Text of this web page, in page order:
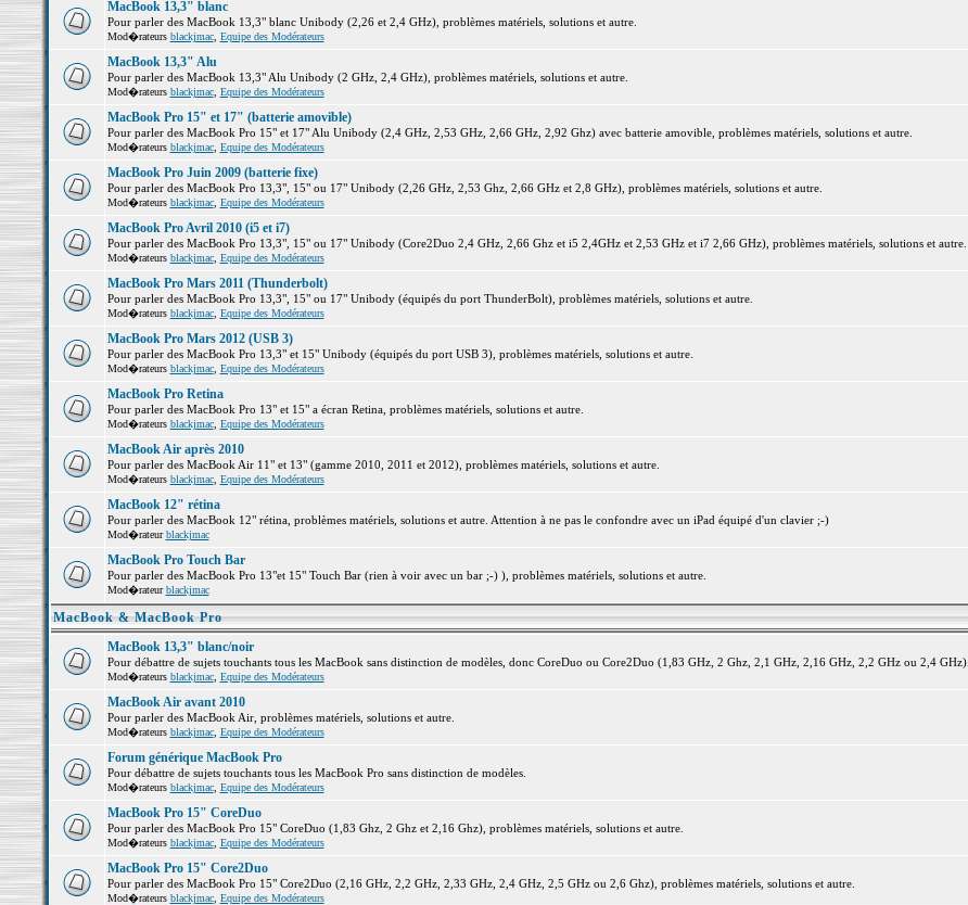
MacBook 13,3" blanc
Pour parler des MacBook 13,3" blanc Unibody (2,26 et 2,4 GHz), problèmes matériels, solutions et autre.
Mod�rateurs blackjmac, Equipe des Modérateurs
MacBook 13,3" Alu
Pour parler des MacBook 13,3" Alu Unibody (2 GHz, 2,4 GHz), problèmes matériels, solutions et autre.
Mod�rateurs blackjmac, Equipe des Modérateurs
MacBook Pro 15" et 17" (batterie amovible)
Pour parler des MacBook Pro 15" et 17" Alu Unibody (2,4 GHz, 2,53 GHz, 2,66 GHz, 2,92 Ghz) avec batterie amovible, problèmes matériels, solutions et autre.
Mod�rateurs blackjmac, Equipe des Modérateurs
MacBook Pro Juin 2009 (batterie fixe)
Pour parler des MacBook Pro 13,3", 15" ou 17" Unibody (2,26 GHz, 2,53 Ghz, 2,66 GHz et 2,8 GHz), problèmes matériels, solutions et autre.
Mod�rateurs blackjmac, Equipe des Modérateurs
MacBook Pro Avril 2010 (i5 et i7)
Pour parler des MacBook Pro 13,3", 15" ou 17" Unibody (Core2Duo 2,4 GHz, 2,66 Ghz et i5 2,4GHz et 2,53 GHz et i7 2,66 GHz), problèmes matériels, solutions et autre.
Mod�rateurs blackjmac, Equipe des Modérateurs
MacBook Pro Mars 2011 (Thunderbolt)
Pour parler des MacBook Pro 13,3", 15" ou 17" Unibody (équipés du port ThunderBolt), problèmes matériels, solutions et autre.
Mod�rateurs blackjmac, Equipe des Modérateurs
MacBook Pro Mars 2012 (USB 3)
Pour parler des MacBook Pro 13,3" et 15" Unibody (équipés du port USB 3), problèmes matériels, solutions et autre.
Mod�rateurs blackjmac, Equipe des Modérateurs
MacBook Pro Retina
Pour parler des MacBook Pro 13" et 15" a écran Retina, problèmes matériels, solutions et autre.
Mod�rateurs blackjmac, Equipe des Modérateurs
MacBook Air après 2010
Pour parler des MacBook Air 11" et 13" (gamme 2010, 2011 et 2012), problèmes matériels, solutions et autre.
Mod�rateurs blackjmac, Equipe des Modérateurs
MacBook 12" rétina
Pour parler des MacBook 12" rétina, problèmes matériels, solutions et autre. Attention à ne pas le confondre avec un iPad équipé d'un clavier ;-)
Mod�rateurblackjmac
MacBook Pro Touch Bar
Pour parler des MacBook Pro 13"et 15" Touch Bar (rien à voir avec un bar ;-) ), problèmes matériels, solutions et autre.
Mod�rateurblackjmac
MacBook & MacBook Pro
MacBook 13,3" blanc/noir
Pour débattre de sujets touchants tous les MacBook sans distinction de modèles, donc CoreDuo ou Core2Duo (1,83 GHz, 2 Ghz, 2,1 GHz, 2,16 GHz, 2,2 GHz ou 2,4 GHz).
Mod�rateurs blackjmac, Equipe des Modérateurs
MacBook Air avant 2010
Pour parler des MacBook Air, problèmes matériels, solutions et autre.
Mod�rateurs blackjmac, Equipe des Modérateurs
Forum générique MacBook Pro
Pour débattre de sujets touchants tous les MacBook Pro sans distinction de modèles.
Mod�rateurs blackjmac, Equipe des Modérateurs
MacBook Pro 15" CoreDuo
Pour parler des MacBook Pro 15" CoreDuo (1,83 Ghz, 2 Ghz et 2,16 Ghz), problèmes matériels, solutions et autre.
Mod�rateurs blackjmac, Equipe des Modérateurs
MacBook Pro 15" Core2Duo
Pour parler des MacBook Pro 15" Core2Duo (2,16 GHz, 2,2 GHz, 2,33 GHz, 2,4 GHz, 2,5 GHz ou 2,6 Ghz), problèmes matériels, solutions et autre.
Mod�rateurs blackjmac, Equipe des Modérateurs